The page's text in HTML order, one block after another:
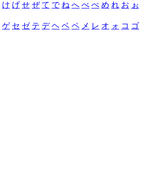
け げ せ ぜ て で ね へ べ ぺ め れ お ぉ
ゲ セ ゼ テ デ ヘ ベ ペ メ レ オ ォ コ ゴ